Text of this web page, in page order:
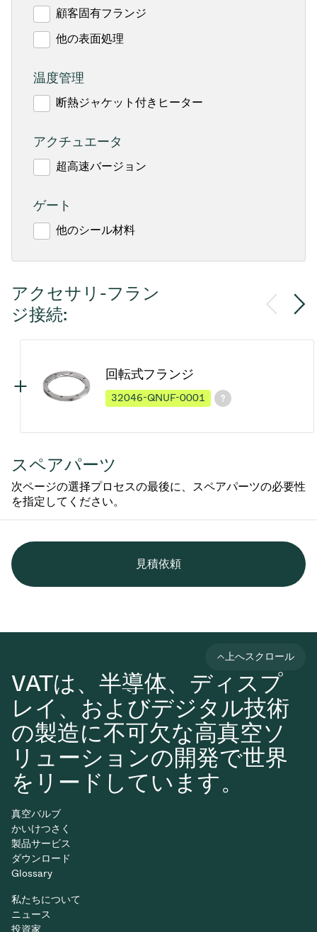
顧客固有フランジ
他の表面処理
温度管理
断熱ジャケット付きヒーター
アクチュエータ
超高速バージョン
ゲート
他のシール材料
アクセサリ-フラン
ジ接続:
回転式フランジ
32046-QNUF-0001
スペアパーツ
次ページの選择プロセスの最後に、スペアパーツの必要性
を指定してください。
見積依頼
VATは、半導体、ディスプ
レイ、およびデジタル技術
の製造に不可欠な高真空ソ
リューションの開発で世界
をリードしています。
上へスクロール
真空バルブ
かいけつさく
製品サービス
ダウンロード
Glossary
私たちについて
ニュース
投資家